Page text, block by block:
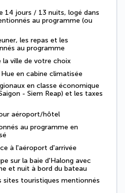
14 jours / 13 nuits, logé dans
au programme (ou
les repas et les
au programme
la ville de votre choix
en cabine climatisée
en classe économique
- Siem Reap) et les taxes
aéroport/hôtel
au programme en
à l'aéroport d'arrivée
sur la baie d'Halong avec
et nuit à bord du bateau
sites touristiques mentionnés